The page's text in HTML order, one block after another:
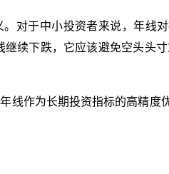
对于中小投资者来说，年线
续下跌，它应该避免空头头
线作为长期投资指标的高精度